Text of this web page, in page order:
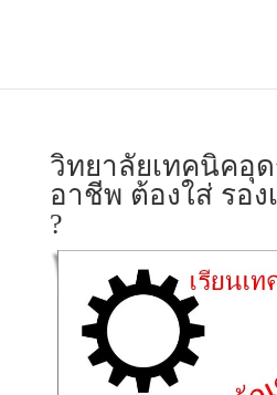
วิทยาลัยเทคนิคอุ
อาชีพ ต้องใส่ รอง
?